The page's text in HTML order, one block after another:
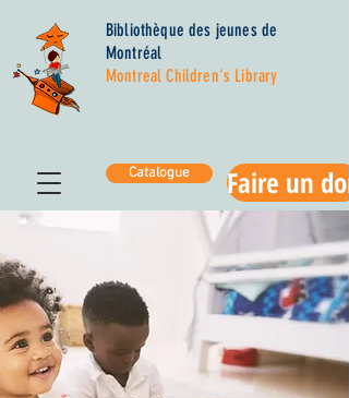
Bibliothèque des jeunes de
Montréal
Montreal Children's Library
Catalogue Faire un don